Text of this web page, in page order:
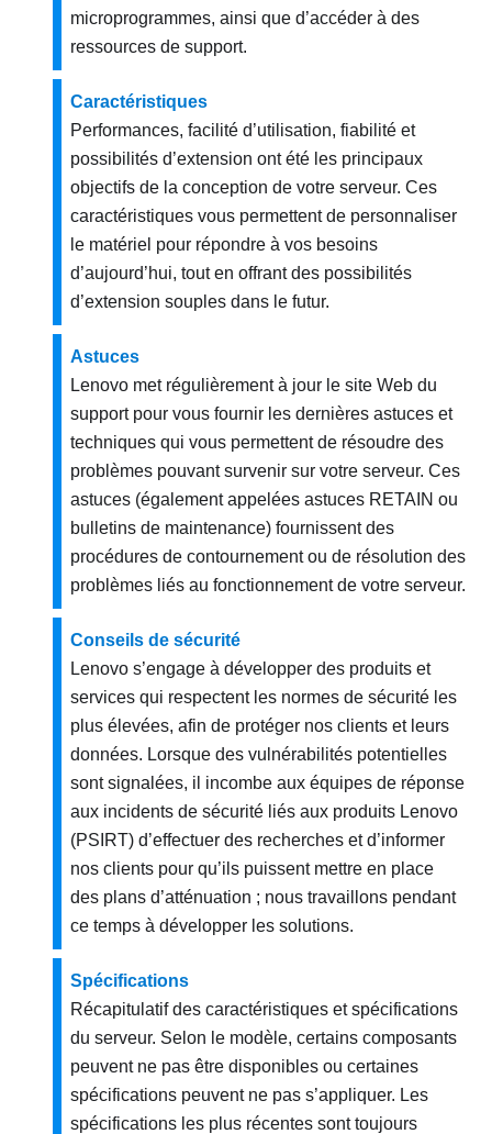
microprogrammes, ainsi que d’accéder à des
ressources de support.
Caractéristiques
Performances, facilité d’utilisation, fiabilité et
possibilités d’extension ont été les principaux
objectifs de la conception de votre serveur. Ces
caractéristiques vous permettent de personnaliser
le matériel pour répondre à vos besoins
d’aujourd’hui, tout en offrant des possibilités
d’extension souples dans le futur.
Astuces
Lenovo met régulièrement à jour le site Web du
support pour vous fournir les dernières astuces et
techniques qui vous permettent de résoudre des
problèmes pouvant survenir sur votre serveur. Ces
astuces (également appelées astuces RETAIN ou
bulletins de maintenance) fournissent des
procédures de contournement ou de résolution des
problèmes liés au fonctionnement de votre serveur.
Conseils de sécurité
Lenovo s’engage à développer des produits et
services qui respectent les normes de sécurité les
plus élevées, afin de protéger nos clients et leurs
données. Lorsque des vulnérabilités potentielles
sont signalées, il incombe aux équipes de réponse
aux incidents de sécurité liés aux produits Lenovo
(PSIRT) d’effectuer des recherches et d’informer
nos clients pour qu’ils puissent mettre en place
des plans d’atténuation ; nous travaillons pendant
ce temps à développer les solutions.
Spécifications
Récapitulatif des caractéristiques et spécifications
du serveur. Selon le modèle, certains composants
peuvent ne pas être disponibles ou certaines
spécifications peuvent ne pas s’appliquer. Les
spécifications les plus récentes sont toujours